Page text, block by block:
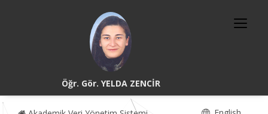
Öğr. Gör. YELDA ZENCİR